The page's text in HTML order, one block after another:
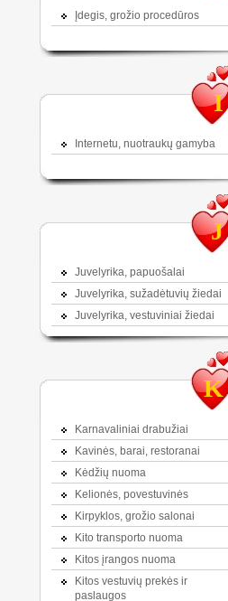
Įdegis, grožio procedūros
I
Internetu, nuotraukų gamyba
J
Juvelyrika, papuošalai
Juvelyrika, sužadėtuvių žiedai
Juvelyrika, vestuviniai žiedai
K
Karnavaliniai drabužiai
Kavinės, barai, restoranai
Kėdžių nuoma
Kelionės, povestuvinės
Kirpyklos, grožio salonai
Kito transporto nuoma
Kitos įrangos nuoma
Kitos vestuvių prekės ir
paslaugos